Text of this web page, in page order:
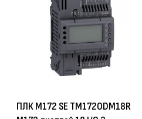
ПЛК М172 SE TM172ODM18R